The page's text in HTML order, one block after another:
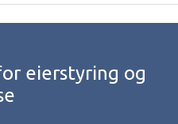
eierstyring og